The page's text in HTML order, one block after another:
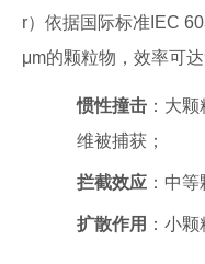
r）依据国际标准IEC
μm的颗粒物，效率可
惯性撞击 ：大
维被捕获；
拦截效应 ：中
扩散作用 ：小